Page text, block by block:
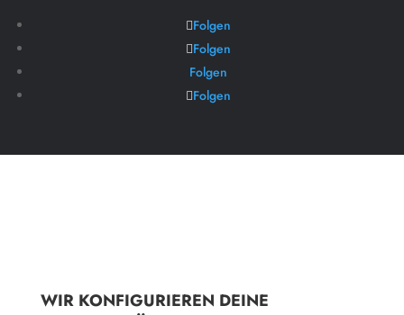
Folgen
Folgen
Folgen
Folgen
WIR KONFIGURIEREN DEINE